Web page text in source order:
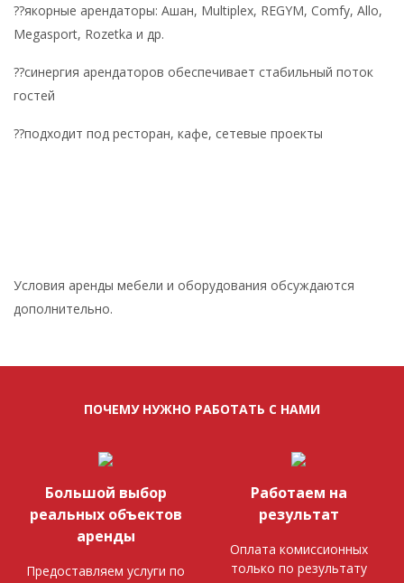
??якорные арендаторы: Ашан, Multiplex, REGYM, Comfy, Allo,
Megasport, Rozetka и др.
??синергия арендаторов обеспечивает стабильный поток
гостей
??подходит под ресторан, кафе, сетевые проекты
Условия аренды мебели и оборудования обсуждаются
дополнительно.
ПОЧЕМУ НУЖНО РАБОТАТЬ С НАМИ
Большой выбор
реальных объектов
аренды
Предоставляем услуги по
Работаем на
результат
Оплата комиссионных
только по результату